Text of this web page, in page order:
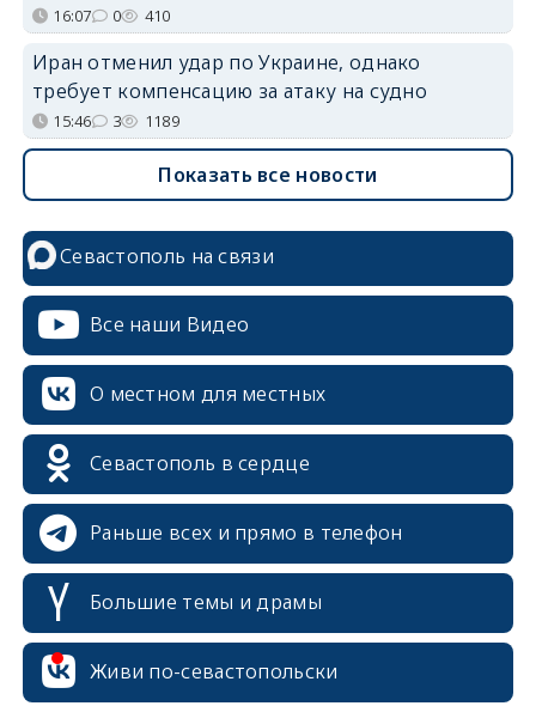
16:07 0 410
Иран отменил удар по Украине, однако
требует компенсацию за атаку на судно
15:46 3 1189
Показать все новости
Севастополь на связи
Все наши Видео
О местном для местных
Севастополь в сердце
Раньше всех и прямо в телефон
Большие темы и драмы
Живи по-севастопольски
erid: 2SDnjcrDNw6